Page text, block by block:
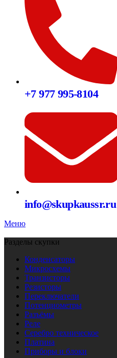
+7 977 995-8104
info@skupkaussr.ru
Меню
Разделы скупки
Конденсаторы
Микросхемы
Транзисторы
Резисторы
Переключатели
Потенциометры
Разъёмы
Реле
Серебро техническое
Платина
Приборы и блоки